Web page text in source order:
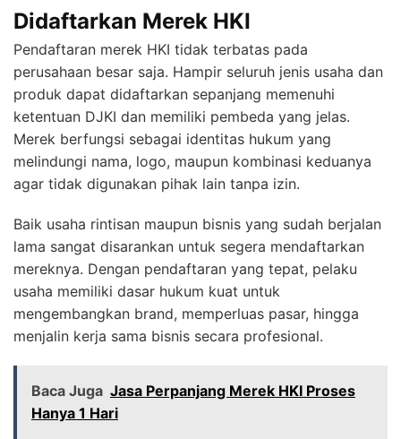
Didaftarkan Merek HKI
Pendaftaran merek HKI tidak terbatas pada
perusahaan besar saja. Hampir seluruh jenis usaha dan
produk dapat didaftarkan sepanjang memenuhi
ketentuan DJKI dan memiliki pembeda yang jelas.
Merek berfungsi sebagai identitas hukum yang
melindungi nama, logo, maupun kombinasi keduanya
agar tidak digunakan pihak lain tanpa izin.
Baik usaha rintisan maupun bisnis yang sudah berjalan
lama sangat disarankan untuk segera mendaftarkan
mereknya. Dengan pendaftaran yang tepat, pelaku
usaha memiliki dasar hukum kuat untuk
mengembangkan brand, memperluas pasar, hingga
menjalin kerja sama bisnis secara profesional.
Baca Juga Jasa Perpanjang Merek HKI Proses
Hanya 1 Hari